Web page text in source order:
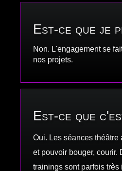
Est-ce que je
Non. L'engagement se
nos projets.
Est-ce que
Oui. Les séances théâtre
et pouvoir bouger, courir.
trainings sont parfois